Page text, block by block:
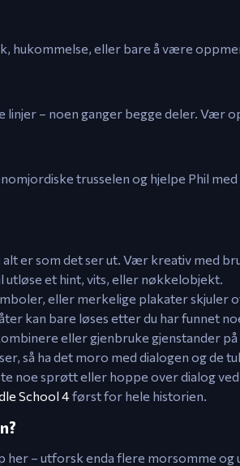
hukommelse, eller bare å være
– noen ganger begge deler. Vær
trusselen og hjelpe Phil
er som det ser ut. Vær kreativ med
utløse et hint, vits, eller nøkkelobjekt.
eller merkelige plakater skjuler
kan bare løses etter du har funnet
eller gjenbruke gjenstander
så ha det moro med dialogen og de
noe sprøtt eller hoppe over dialog
School 4først for hele historien.
her – utforsk enda flere morsomme